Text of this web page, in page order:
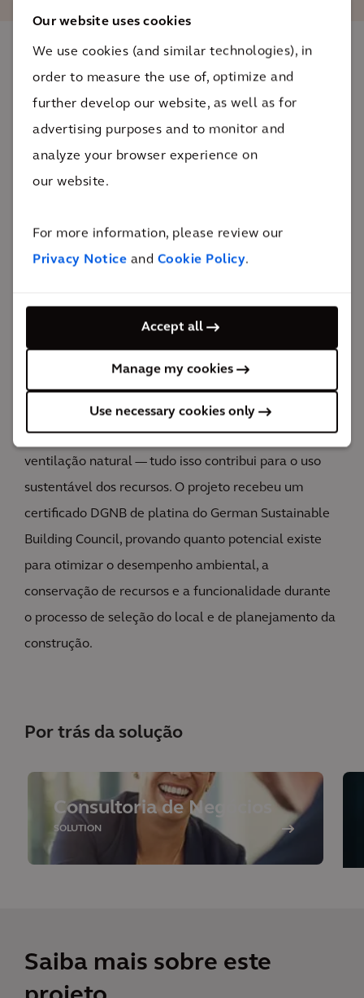
Our website uses cookies
We use cookies (and similar technologies), in
order to measure the use of, optimize and
further develop our website, as well as for
advertising purposes and to monitor and
analyze your browser experience on
our website.
For more information, please review our
Privacy Notice and Cookie Policy.
Accept all
Manage my cookies
Use necessary cookies only
O impacto
Entre 2015 e 2019, um local em Darmstadt que era,
até 2008, usado como base pelos militares dos EUA
foi restaurado para se tornar o terreno para
1.000 m³
de capacidade dos tanques de água da chuva
sustentável para mais de 500 colaboradores, com
creche, restaurante e jardins em uma área total de
geotérmicos e fotovoltaicos, recuperação da água da
chuva e um canal subterrâneo para pré-aquecer a
ventilação natural — tudo isso contribui para o uso
sustentável dos recursos. O projeto recebeu um
certificado DGNB de platina do German Sustainable
Building Council, provando quanto potencial existe
para otimizar o desempenho ambiental, a
conservação de recursos e a funcionalidade durante
o processo de seleção do local e de planejamento da
construção.
Por trás da solução
Consultoria de Negócios
SOLUTION
Saiba mais sobre este